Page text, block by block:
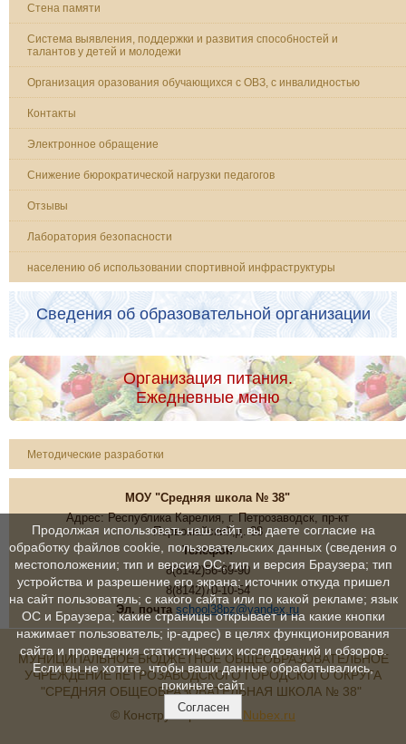
Стена памяти
Система выявления, поддержки и развития способностей и
талантов у детей и молодежи
Организация оразования обучающихся с ОВЗ, с инвалидностью
Контакты
Электронное обращение
Снижение бюрократической нагрузки педагогов
Отзывы
Лаборатория безопасности
населению об использовании спортивной инфраструктуры
Сведения об образовательной организации
Организация питания.
Ежедневные меню
Методические разработки
МОУ "Средняя школа № 38"
Адрес: Республика Карелия, г. Петрозаводск, пр-кт
Первомайский,д. 38
Телефон
8(8142)56-69-90
8(8142)70-10-54
Эл. почта school38pz@yandex.ru
МУНИЦИПАЛЬНОЕ БЮДЖЕТНОЕ ОБЩЕОБРАЗОВАТЕЛЬНОЕ
УЧРЕЖДЕНИЕ пЕТРОЗАВОДСКОГО ГОРОДСКОГО ОКРУГА
"СРЕДНЯЯ ОБЩЕОБРАЗОВАТЕЛЬНАЯ ШКОЛА № 38"
© Конструктор сайтов Nubex.ru
Продолжая использовать наш сайт, вы даете согласие на
обработку файлов cookie, пользовательских данных (сведения о
местоположении; тип и версия ОС; тип и версия Браузера; тип
устройства и разрешение его экрана; источник откуда пришел
на сайт пользователь; с какого сайта или по какой рекламе; язык
ОС и Браузера; какие страницы открывает и на какие кнопки
нажимает пользователь; ip-адрес) в целях функционирования
сайта и проведения статистических исследований и обзоров.
Если вы не хотите, чтобы ваши данные обрабатывались,
покиньте сайт.
Согласен